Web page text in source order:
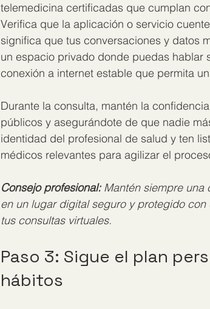
telemedicina certificadas que cumplan
Verifica que la aplicación o servicio
significa que tus conversaciones y datos
un espacio privado donde puedas hablar
conexión a internet estable que permita
Durante la consulta, mantén la
públicos y asegurándote de que nadie
identidad del profesional de salud y ten
médicos relevantes para agilizar el
Consejo profesional: Mantén siempre
en un lugar digital seguro y protegido
tus consultas virtuales.
Paso 3: Sigue el plan
hábitos